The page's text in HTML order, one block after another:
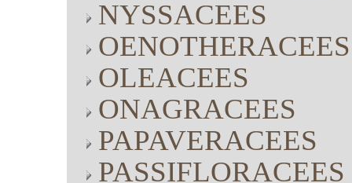
NYSSACEES
OENOTHERACEES
OLEACEES
ONAGRACEES
PAPAVERACEES
PASSIFLORACEES